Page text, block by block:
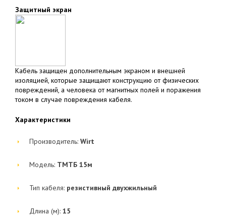
Защитный экран
Кабель защищен дополнительным экраном и внешней
изоляцией, которые защищают конструкцию от физических
повреждений, а человека от магнитных полей и поражения
током в случае повреждения кабеля.
Характеристики
Производитель: Wirt
Модель: ТМТБ 15м
Тип кабеля: резистивный двухжильный
Длина (м): 15